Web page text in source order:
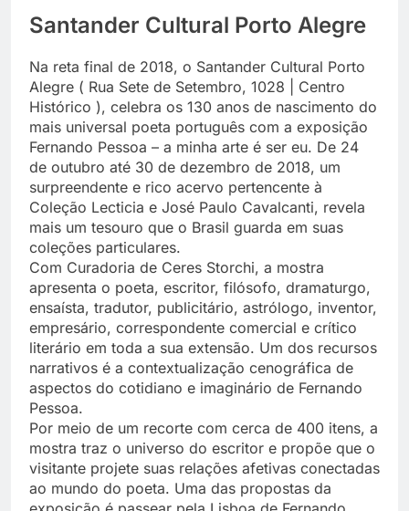
Santander Cultural Porto Alegre
Na reta final de 2018, o Santander Cultural Porto
Alegre ( Rua Sete de Setembro, 1028 | Centro
Histórico ), celebra os 130 anos de nascimento do
mais universal poeta português com a exposição
Fernando Pessoa – a minha arte é ser eu. De 24
de outubro até 30 de dezembro de 2018, um
surpreendente e rico acervo pertencente à
Coleção Lecticia e José Paulo Cavalcanti, revela
mais um tesouro que o Brasil guarda em suas
coleções particulares.
Com Curadoria de Ceres Storchi, a mostra
apresenta o poeta, escritor, filósofo, dramaturgo,
ensaísta, tradutor, publicitário, astrólogo, inventor,
empresário, correspondente comercial e crítico
literário em toda a sua extensão. Um dos recursos
narrativos é a contextualização cenográfica de
aspectos do cotidiano e imaginário de Fernando
Pessoa.
Por meio de um recorte com cerca de 400 itens, a
mostra traz o universo do escritor e propõe que o
visitante projete suas relações afetivas conectadas
ao mundo do poeta. Uma das propostas da